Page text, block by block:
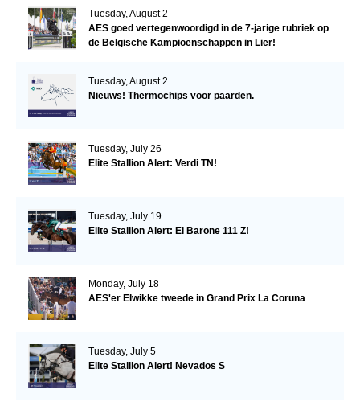
Tuesday, August 2
AES goed vertegenwoordigd in de 7-jarige rubriek op
de Belgische Kampioenschappen in Lier!
Tuesday, August 2
Nieuws! Thermochips voor paarden.
Tuesday, July 26
Elite Stallion Alert: Verdi TN!
Tuesday, July 19
Elite Stallion Alert: El Barone 111 Z!
Monday, July 18
AES'er Elwikke tweede in Grand Prix La Coruna
Tuesday, July 5
Elite Stallion Alert! Nevados S